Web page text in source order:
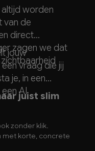
altijd worden
van de
direct
zagen we dat
jouw
vraag die jij
je, in een
AI
juist slim
zonder klik.
met korte, concrete